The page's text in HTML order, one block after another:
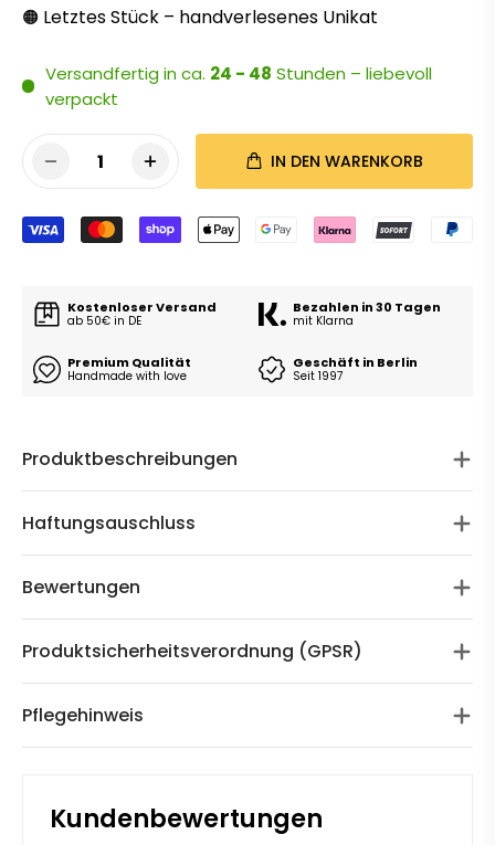
🟠 Letztes Stück – handverlesenes Unikat
Versandfertig in ca. 24 - 48 Stunden – liebevoll
verpackt
1 IN DEN WARENKORB
Kostenloser Versand
ab 50€ in DE
Bezahlen in 30 Tagen
mit Klarna
Premium Qualität
Handmade with love
Geschäft in Berlin
Seit 1997
Produktbeschreibungen
Haftungsauschluss
Bewertungen
Produktsicherheitsverordnung (GPSR)
Pflegehinweis
Kundenbewertungen